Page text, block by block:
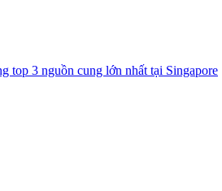
top 3 nguồn cung lớn nhất tại Singapore